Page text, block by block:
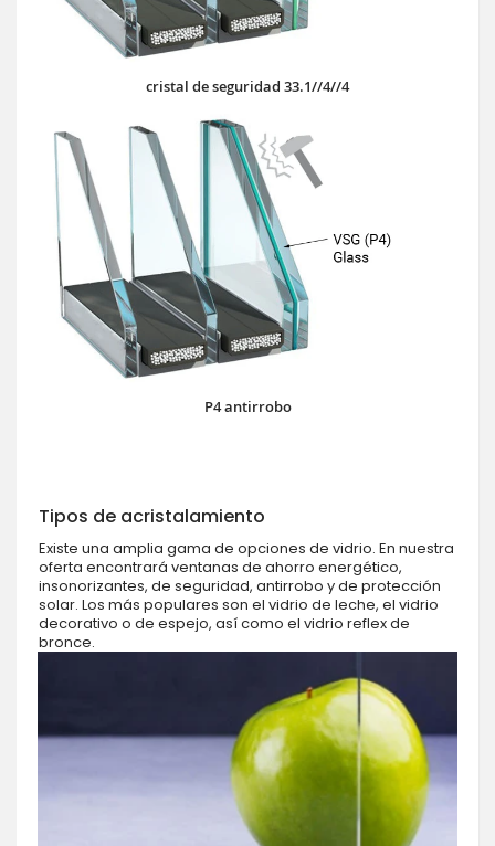
cristal de seguridad 33.1//4//4
P4 antirrobo
Tipos de acristalamiento
Existe una amplia gama de opciones de vidrio. En nuestra
oferta encontrará ventanas de ahorro energético,
insonorizantes, de seguridad, antirrobo y de protección
solar. Los más populares son el vidrio de leche, el vidrio
decorativo o de espejo, así como el vidrio reflex de
bronce.